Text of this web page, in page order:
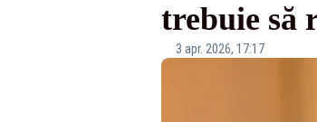
trebuie să
3 apr. 2026, 17:17